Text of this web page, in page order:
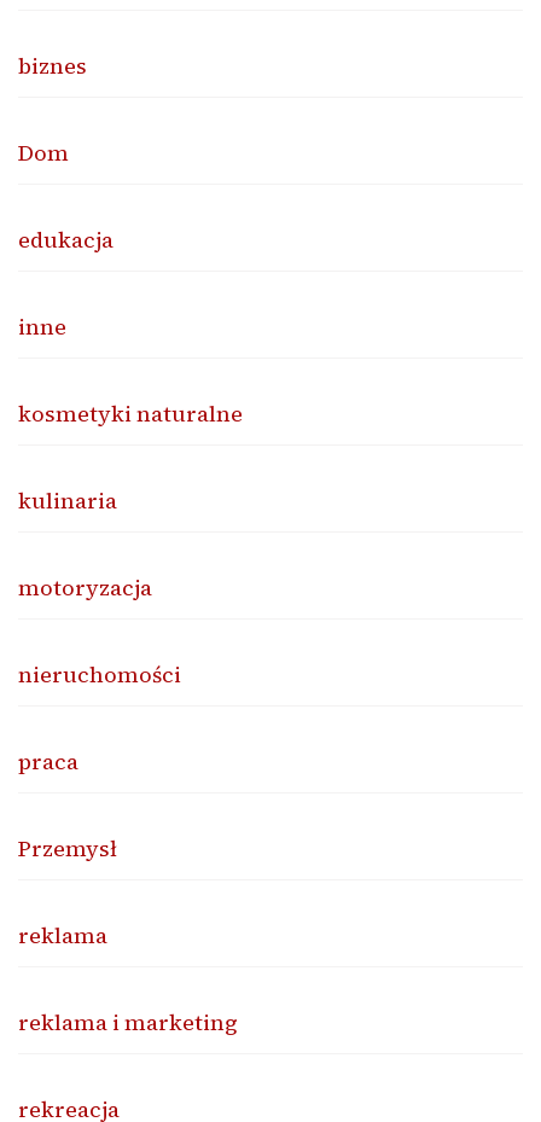
biznes
Dom
edukacja
inne
kosmetyki naturalne
kulinaria
motoryzacja
nieruchomości
praca
Przemysł
reklama
reklama i marketing
rekreacja